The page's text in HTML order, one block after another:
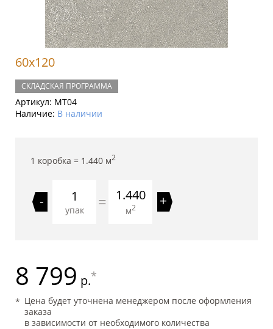
60x120
СКЛАДСКАЯ ПРОГРАММА
Артикул: MT04
Наличие: В наличии
1 коробка = 1.440 м2
-
упак = 1.440
м2 +
8 799 р.*
Цена будет уточнена менеджером после оформления
заказа
в зависимости от необходимого количества